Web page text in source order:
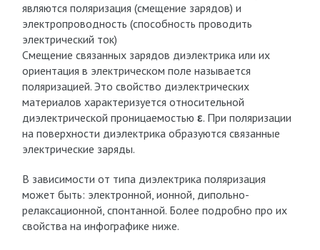
являются поляризация (смещение зарядов) и
электропроводность (способность проводить
электрический ток)
Смещение связанных зарядов диэлектрика или их
ориентация в электрическом поле называется
поляризацией. Это свойство диэлектрических
материалов характеризуется относительной
диэлектрической проницаемостью ε. При поляризации
на поверхности диэлектрика образуются связанные
электрические заряды.
В зависимости от типа диэлектрика поляризация
может быть: электронной, ионной, дипольно-
релаксационной, спонтанной. Более подробно про их
свойства на инфографике ниже.